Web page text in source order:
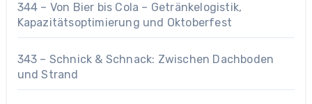
344 – Von Bier bis Cola – Getränkelogistik,
Kapazitätsoptimierung und Oktoberfest
343 – Schnick & Schnack: Zwischen Dachboden
und Strand